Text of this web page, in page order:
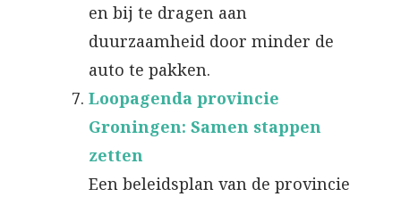
en bij te dragen aan
duurzaamheid door minder de
auto te pakken.
Loopagenda provincie
Groningen: Samen stappen
zetten
Een beleidsplan van de provincie